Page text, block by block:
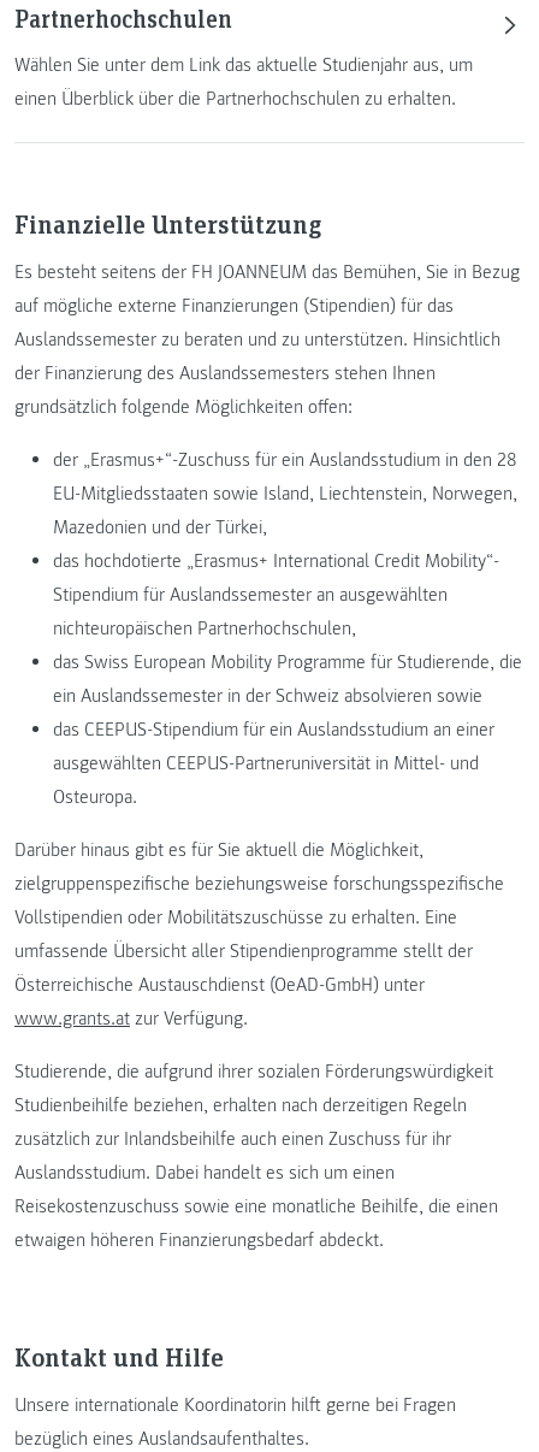
Partnerhochschulen
Wählen Sie unter dem Link das aktuelle Studienjahr aus, um
einen Überblick über die Partnerhochschulen zu erhalten.
Finanzielle Unterstützung
Es besteht seitens der FH JOANNEUM das Bemühen, Sie in Bezug
auf mögliche externe Finanzierungen (Stipendien) für das
Auslandssemester zu beraten und zu unterstützen. Hinsichtlich
der Finanzierung des Auslandssemesters stehen Ihnen
grundsätzlich folgende Möglichkeiten offen:
der „Erasmus+“-Zuschuss für ein Auslandsstudium in den 28
EU-Mitgliedsstaaten sowie Island, Liechtenstein, Norwegen,
Mazedonien und der Türkei,
das hochdotierte „Erasmus+ International Credit Mobility“-
Stipendium für Auslandssemester an ausgewählten
nichteuropäischen Partnerhochschulen,
das Swiss European Mobility Programme für Studierende, die
ein Auslandssemester in der Schweiz absolvieren sowie
das CEEPUS-Stipendium für ein Auslandsstudium an einer
ausgewählten CEEPUS-Partneruniversität in Mittel- und
Osteuropa.
Darüber hinaus gibt es für Sie aktuell die Möglichkeit,
zielgruppenspezifische beziehungsweise forschungsspezifische
Vollstipendien oder Mobilitätszuschüsse zu erhalten. Eine
umfassende Übersicht aller Stipendienprogramme stellt der
Österreichische Austauschdienst (OeAD-GmbH) unter
www.grants.at zur Verfügung.
Studierende, die aufgrund ihrer sozialen Förderungswürdigkeit
Studienbeihilfe beziehen, erhalten nach derzeitigen Regeln
zusätzlich zur Inlandsbeihilfe auch einen Zuschuss für ihr
Auslandsstudium. Dabei handelt es sich um einen
Reisekostenzuschuss sowie eine monatliche Beihilfe, die einen
etwaigen höheren Finanzierungsbedarf abdeckt.
Kontakt und Hilfe
Unsere internationale Koordinatorin hilft gerne bei Fragen
bezüglich eines Auslandsaufenthaltes.